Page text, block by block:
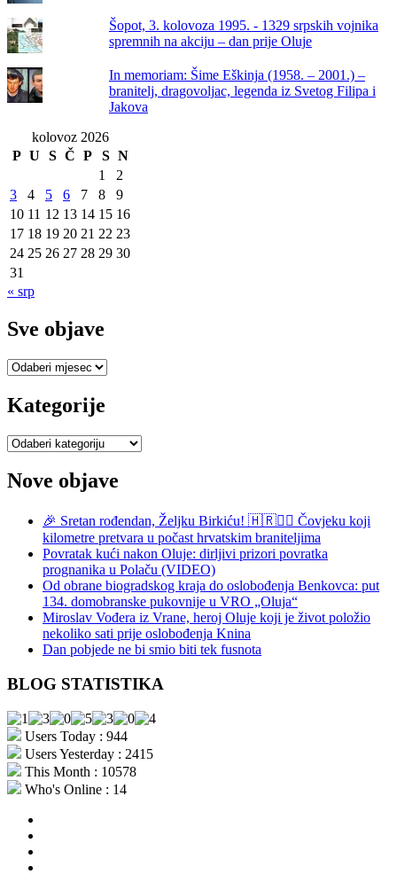
Šopot, 3. kolovoza 1995. - 1329 srpskih vojnika
spremnih na akciju – dan prije Oluje
In memoriam: Šime Eškinja (1958. – 2001.) –
branitelj, dragovoljac, legenda iz Svetog Filipa i
Jakova
kolovoz 2026
P U S Č P S N
1
2
3
4 5 6 7 8
9
10 11 12 13 14 15 16
17 18 19 20 21 22 23
24 25 26 27 28 29 30
31
« srp
Sve objave
Sve
Kategorije
Kategorije
Nove objave
🎉 Sretan rođendan, Željku Birkiću! 🇭🇷🏃‍♂️ Čovjeku koji
kilometre pretvara u počast hrvatskim braniteljima
Povratak kući nakon Oluje: dirljivi prizori povratka
prognanika u Polaču (VIDEO)
Od obrane biogradskog kraja do oslobođenja Benkovca: put
134. domobranske pukovnije u VRO „Oluja“
Miroslav Vođera iz Vrane, heroj Oluje koji je život položio
nekoliko sati prije oslobođenja Knina
Dan pobjede ne bi smio biti tek fusnota
BLOG STATISTIKA
Users Today : 944
Users Yesterday : 2415
This Month : 10578
Who's Online : 14